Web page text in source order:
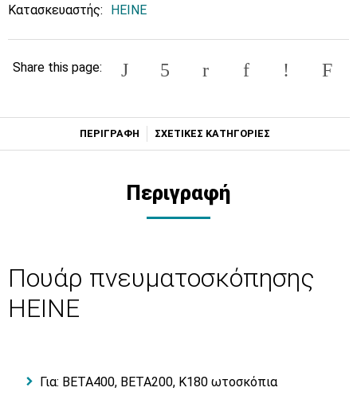
Κατασκευαστής: HEINE
Share this page:
ΠΕΡΙΓΡΑΦΗ ΣΧΕΤΙΚΕΣ ΚΑΤΗΓΟΡΙΕΣ
Περιγραφή
Πουάρ πνευματοσκόπησης
HEINE
Για: BETA400, BETA200, K180 ωτοσκόπια